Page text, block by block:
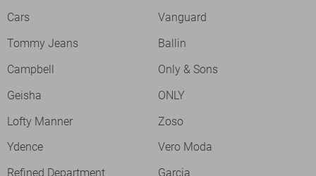
Cars
Vanguard
Tommy Jeans
Ballin
Campbell
Only & Sons
Geisha
ONLY
Lofty Manner
Zoso
Ydence
Vero Moda
Refined Department
Garcia